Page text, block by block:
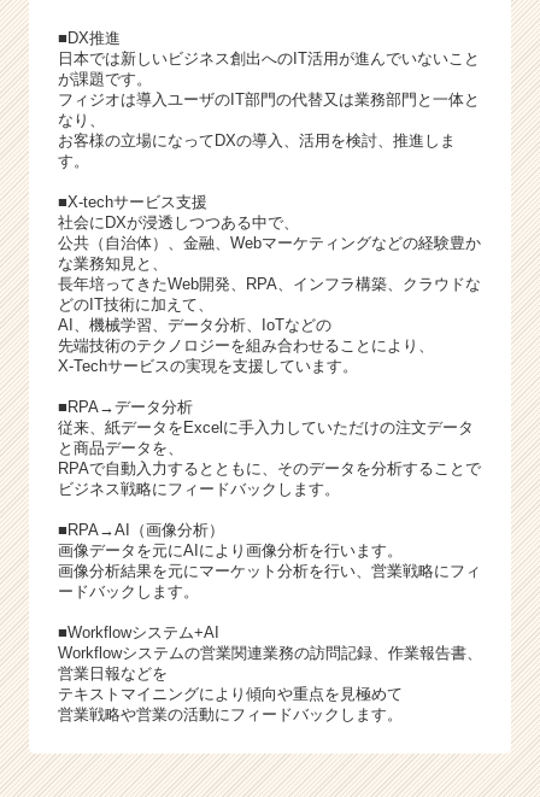
■DX推進
日本では新しいビジネス創出へのIT活用が進んでいないこと
が課題です。
フィジオは導入ユーザのIT部門の代替又は業務部門と一体と
なり、
お客様の立場になってDXの導入、活用を検討、推進しま
す。
■X-techサービス支援
社会にDXが浸透しつつある中で、
公共（自治体）、金融、Webマーケティングなどの経験豊か
な業務知見と、
長年培ってきたWeb開発、RPA、インフラ構築、クラウドな
どのIT技術に加えて、
AI、機械学習、データ分析、IoTなどの
先端技術のテクノロジーを組み合わせることにより、
X-Techサービスの実現を支援しています。
■RPA→データ分析
従来、紙データをExcelに手入力していただけの注文データ
と商品データを、
RPAで自動入力するとともに、そのデータを分析することで
ビジネス戦略にフィードバックします。
■RPA→AI（画像分析）
画像データを元にAIにより画像分析を行います。
画像分析結果を元にマーケット分析を行い、営業戦略にフィ
ードバックします。
■Workflowシステム+AI
Workflowシステムの営業関連業務の訪問記録、作業報告書、
営業日報などを
テキストマイニングにより傾向や重点を見極めて
営業戦略や営業の活動にフィードバックします。